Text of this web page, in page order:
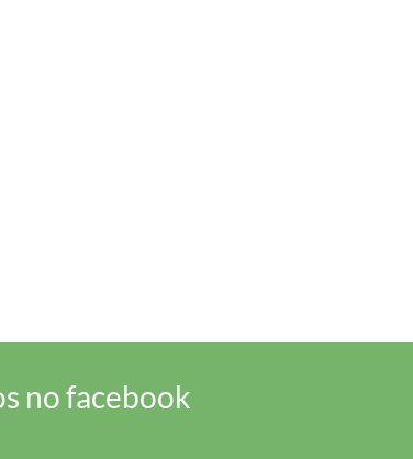
no facebook